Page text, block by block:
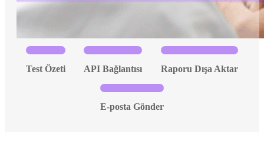
Test Özeti API Bağlantısı Raporu Dışa Aktar
E-posta Gönder